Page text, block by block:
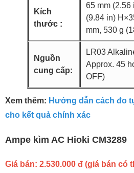
Kích
thước :
65 mm (2.56
(9.84 in)
mm, 530 g
Nguồn
cung cấp:
LR03
Approx. 45
OFF)
Xem thêm: Hướng dẫn cách đo
cho kết quả chính xác
Ampe kìm AC Hioki CM3289
Giá bán: 2.530.000 đ (giá bán có